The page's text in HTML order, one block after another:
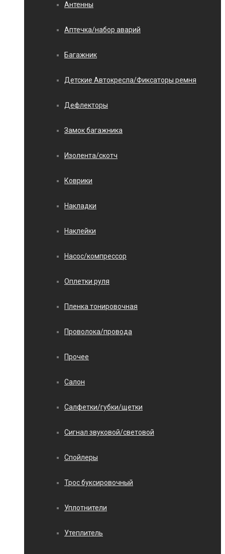
Антенны
Аптечка/набор аварий
Багажник
Детские Автокресла/Фиксаторы ремня
Дефлекторы
Замок багажника
Изолента/скотч
Коврики
Накладки
Наклейки
Насос/компрессор
Оплетки руля
Пленка тонировочная
Проволока/провода
Прочее
Салон
Салфетки/губки/щетки
Сигнал звуковой/световой
Спойлеры
Трос буксировочный
Уплотнители
Утеплитель